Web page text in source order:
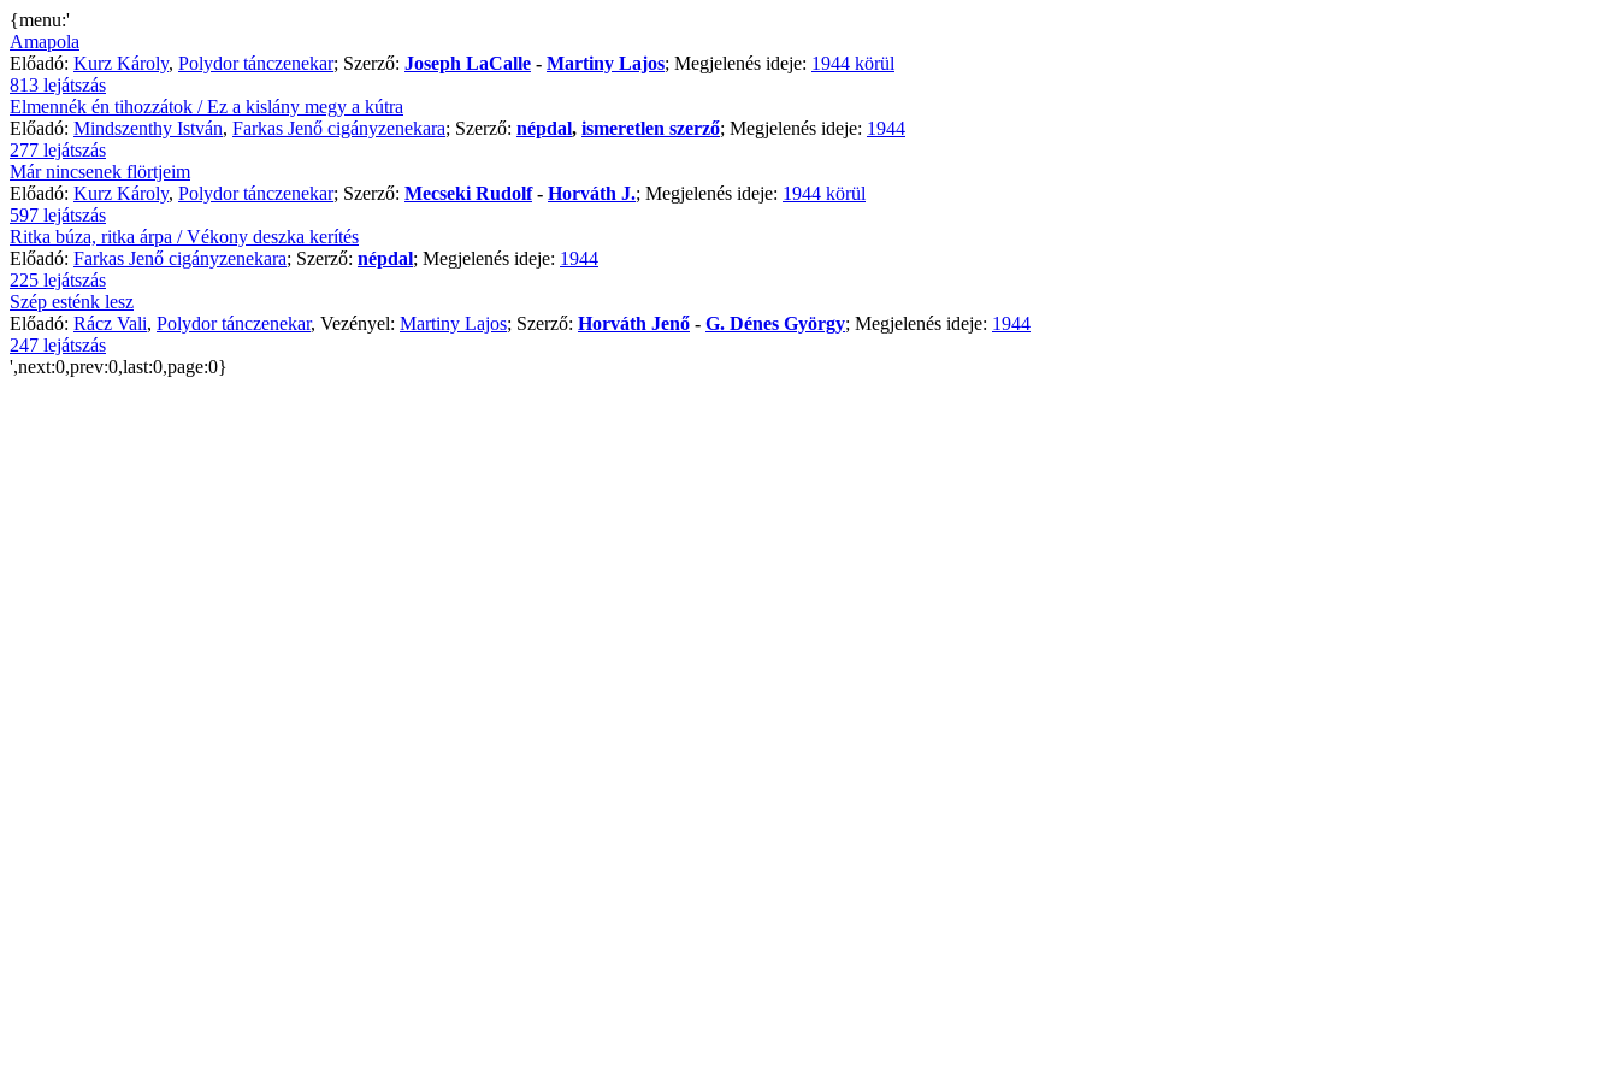
{menu:'
Amapola
Előadó: Kurz Károly, Polydor tánczenekar; Szerző: Joseph LaCalle - Martiny Lajos; Megjelenés ideje: 1944 körül
813 lejátszás
Elmennék én tihozzátok / Ez a kislány megy a kútra
Előadó: Mindszenthy István, Farkas Jenő cigányzenekara; Szerző: népdal, ismeretlen szerző; Megjelenés ideje: 1944
277 lejátszás
Már nincsenek flörtjeim
Előadó: Kurz Károly, Polydor tánczenekar; Szerző: Mecseki Rudolf- Horváth J.; Megjelenés ideje: 1944 körül
597 lejátszás
Ritka búza, ritka árpa / Vékony deszka kerítés
Előadó: Farkas Jenő cigányzenekara; Szerző: népdal; Megjelenés ideje: 1944
225 lejátszás
Szép esténk lesz
Előadó: Rácz Vali, Polydor tánczenekar, Vezényel: Martiny Lajos; Szerző: Horváth Jenő - G. Dénes György; Megjelenés ideje: 1944
247 lejátszás
',next:0,prev:0,last:0,page:0}